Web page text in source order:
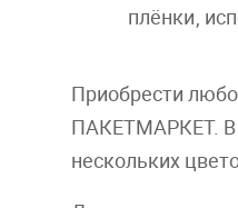
плёнки,
Приобрести
ПАКЕТМАРКЕТ. В
нескольких